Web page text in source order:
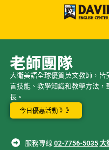
老師團隊
大衛美語全球優質英文教師，
言技能、教學知識和教學方法
長。
服務專線 02-7756-5035 大
今日優惠活動 》》